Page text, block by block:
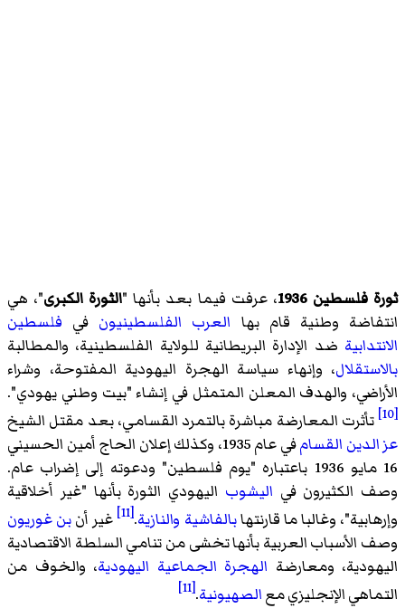
ثورة فلسطين 1936 ، عرفت فيما بعد بأنها "الثورة الكبرى"، هي
انتفاضة وطنية قام بها العرب الفلسطينيون في فلسطين
الانتدابية ضد الإدارة البريطانية للولاية الفلسطينية، والمطالبة
بالاستقلال، وإنهاء سياسة الهجرة اليهودية المفتوحة، وشراء
الأراضي، والهدف المعلن المتمثل في إنشاء "بيت وطني يهودي".
[10]
تأثرت المعارضة مباشرة بالتمرد القسامي، بعد مقتل الشيخ
عز الدين القسام
في عام 1935، وكذلك إعلان الحاج أمين الحسيني
16 مايو 1936 باعتباره "يوم فلسطين" ودعوته إلى إضراب عام.
وصف الكثيرون في اليشوب اليهودي الثورة بأنها "غير أخلاقية
وإرهابية"، وغالبا ما قارنتهابالفاشية والنازية.
[11] غير أنبن غوريون
وصف الأسباب العربية بأنها تخشى من تنامي السلطة الاقتصادية
اليهودية، ومعارضة الهجرة الجماعية اليهودية، والخوف من
التماهي الإنجليزي معالصهيونية.
[11]